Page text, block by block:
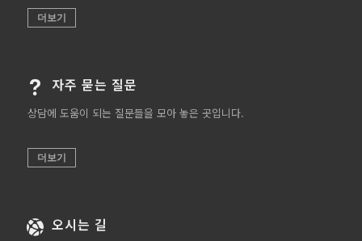
더보기
자주 묻는 질문
상담에 도움이 되는 질문들을 모아 놓은 곳입니다.
더보기
오시는 길